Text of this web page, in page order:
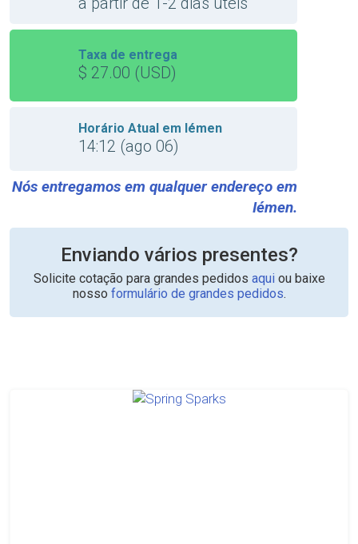
Taxa de entrega
$ 27.00 (USD)
Horário Atual em Iémen
14:12 (ago 06)
Nós entregamos em qualquer endereço em
Iémen.
Enviando vários presentes?
Solicite cotação para grandes pedidos aquiou baixe
nosso formulário de grandes pedidos.